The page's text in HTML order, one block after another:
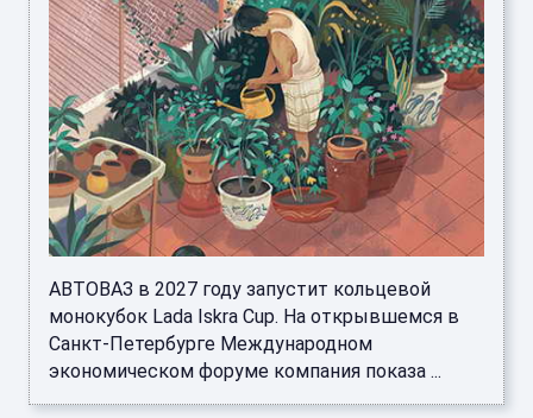
АВТОВАЗ в 2027 году запустит кольцевой
монокубок Lada Iskra Cup. На открывшемся в
Санкт-Петербурге Международном
экономическом форуме компания показа ...